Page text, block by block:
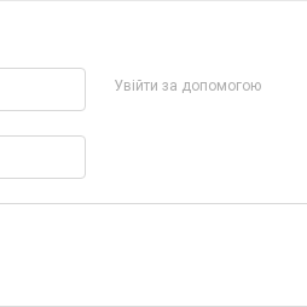
Увійти за допомогою